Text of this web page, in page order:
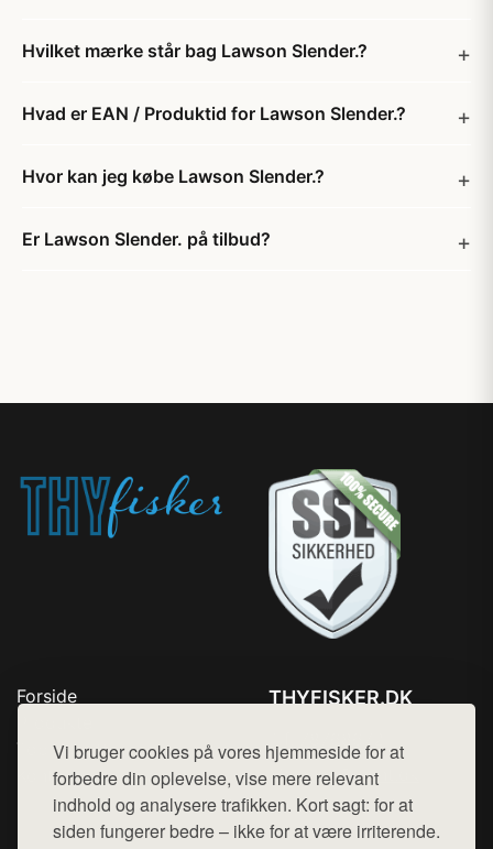
Vi bruger cookies på vores hjemmeside for at
forbedre din oplevelse, vise mere relevant
indhold og analysere trafikken. Kort sagt: for at
siden fungerer bedre – ikke for at være irriterende.
Hvilket mærke står bag Lawson Slender.?
Hvad er EAN / Produktid for Lawson Slender.?
Hvor kan jeg købe Lawson Slender.?
Er Lawson Slender. på tilbud?
Forside
Top Rabatter
Kontakt
THYFISKER.DK
Mail: hej@want.dk
Cookie- og privatlivspolitik